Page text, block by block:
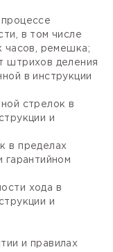
в том числе
часов, ремешка;
штрихов деления
в инструкции
стрелок в
и
в пределах
гарантийном
хода в
и
и правилах